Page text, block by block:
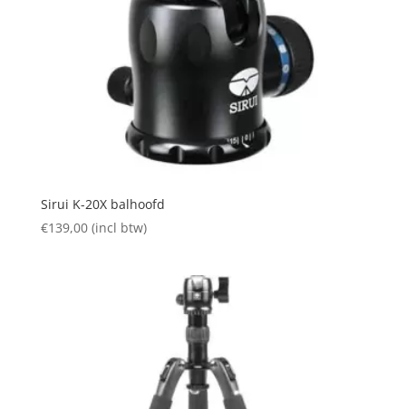
Sirui K-20X balhoofd
€139,00 (incl btw)